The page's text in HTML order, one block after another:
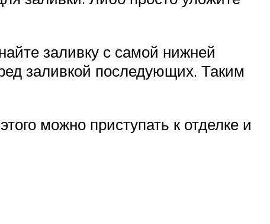
заливку с самой нижней
заливкой последующих. Таким
можно приступать к отделке и